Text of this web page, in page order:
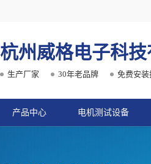
杭州威格电子科技
生产厂家 30年老品牌 免费安装
产品中心 电机测试设备